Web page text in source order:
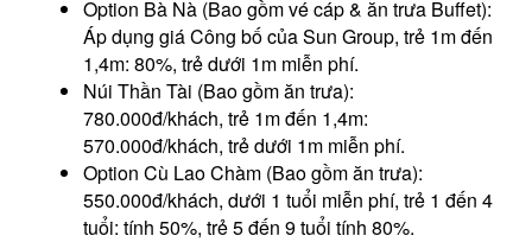
Option Bà Nà (Bao gồm vé cáp & ăn trưa Buffet):
Áp dụng giá Công bố của Sun Group, trẻ 1m đến
1,4m: 80%, trẻ dưới 1m miễn phí.
Núi Thần Tài (Bao gồm ăn trưa):
780.000đ/khách, trẻ 1m đến 1,4m:
570.000đ/khách, trẻ dưới 1m miễn phí.
Option Cù Lao Chàm (Bao gồm ăn trưa):
550.000đ/khách, dưới 1 tuổi miễn phí, trẻ 1 đến 4
tuổi: tính 50%, trẻ 5 đến 9 tuổi tính 80%.